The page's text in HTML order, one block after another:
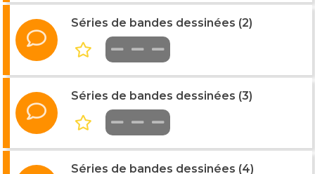
Séries de bandes dessinées (2)
Séries de bandes dessinées (3)
Séries de bandes dessinées (4)